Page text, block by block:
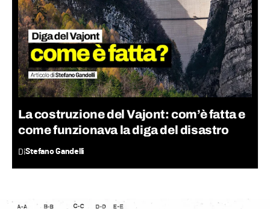
La costruzione del Vajont: com’è fatta e
come funzionava la diga del disastro
DiStefano Gandelli